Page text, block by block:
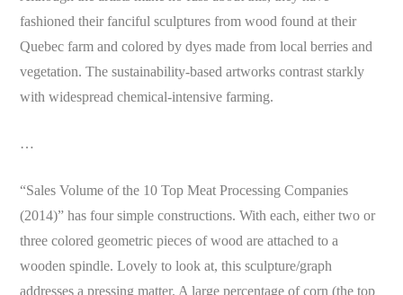
fashioned their fanciful sculptures from wood found at their
Quebec farm and colored by dyes made from local berries and
vegetation. The sustainability-based artworks contrast starkly
with widespread chemical-intensive farming.
…
“Sales Volume of the 10 Top Meat Processing Companies
(2014)” has four simple constructions. With each, either two or
three colored geometric pieces of wood are attached to a
wooden spindle. Lovely to look at, this sculpture/graph
addresses a pressing matter. A large percentage of corn (the top